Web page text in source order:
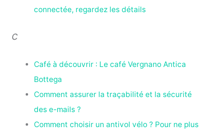
connectée, regardez les détails
c
Café à découvrir : Le café Vergnano Antica
Bottega
Comment assurer la traçabilité et la sécurité
des e-mails ?
Comment choisir un antivol vélo ? Pour ne plus